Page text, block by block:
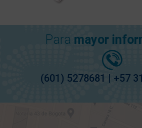
Para mayor
(601) 5278681 | +57